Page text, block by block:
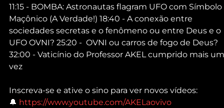
11:15 - BOMBA: Astronautas flagram UFO com Símbolo
Maçônico (A Verdade!) 18:40 - A conexão entre
sociedades secretas e o fenômeno ou entre Deus e o
UFO OVNI? 25:20 -  OVNI ou carros de fogo de Deus?
32:00 - Vaticínio do Professor AKEL cumprido mais
vez
Inscreva-se e ative o sino para ver novos vídeos:
🔔 https://www.youtube.com/AKELaovivo